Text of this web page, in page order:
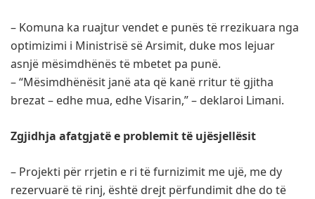
– Komuna ka ruajtur vendet e punës të rrezikuara nga
optimizimi i Ministrisë së Arsimit, duke mos lejuar
asnjë mësimdhënës të mbetet pa punë.
– “Mësimdhënësit janë ata që kanë rritur të gjitha
brezat – edhe mua, edhe Visarin,” – deklaroi Limani.
Zgjidhja afatgjatë e problemit të ujësjellësit
– Projekti për rrjetin e ri të furnizimit me ujë, me dy
rezervuarë të rinj, është drejt përfundimit dhe do të